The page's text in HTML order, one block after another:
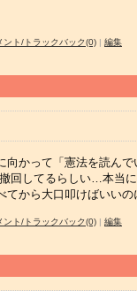
ント/トラックバック(0) | 編集
向かって「憲法を読ん
回してるらしい…本当
てから大口叩けばいいの
ント/トラックバック(0) | 編集